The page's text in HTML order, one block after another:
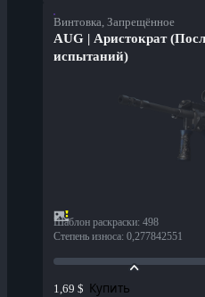
Винтовка, Запрещённое
AUG | Аристократ
испытаний)
Шаблон раскраски: 498
Степень износа: 0,277842551
1,69 $ Купить